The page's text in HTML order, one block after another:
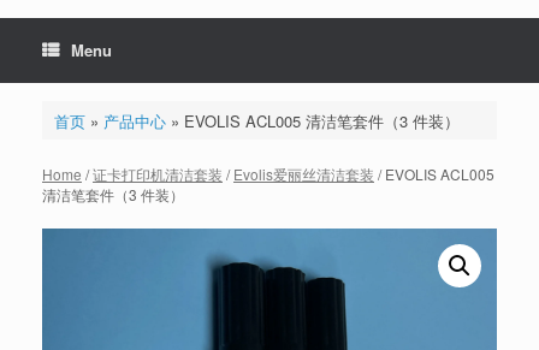
Menu
首页» 产品中心» EVOLIS ACL005 清洁笔套件（3 件装）
Home /证卡打印机清洁套装 /Evolis爱丽丝清洁套装 / EVOLIS ACL005
清洁笔套件（3 件装）